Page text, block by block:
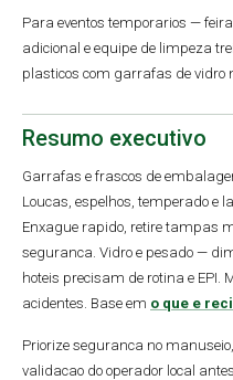
Para eventos temporarios —
adicional e equipe de limpeza
plasticos com garrafas de vidro
Resumo executivo
Garrafas e frascos de
Loucas, espelhos, temperado e
Enxague rapido, retire tampas
seguranca. Vidro e pesado —
hoteis precisam de rotina e EPI.
acidentes. Base em o que e
Priorize seguranca no
validacao do operador local